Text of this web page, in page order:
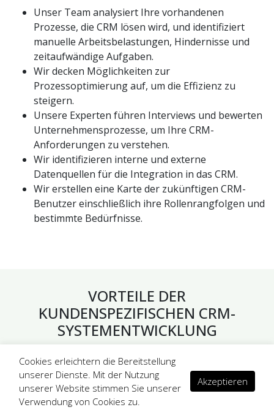
Unser Team analysiert Ihre vorhandenen
Prozesse, die CRM lösen wird, und identifiziert
manuelle Arbeitsbelastungen, Hindernisse und
zeitaufwändige Aufgaben.
Wir decken Möglichkeiten zur
Prozessoptimierung auf, um die Effizienz zu
steigern.
Unsere Experten führen Interviews und bewerten
Unternehmensprozesse, um Ihre CRM-
Anforderungen zu verstehen.
Wir identifizieren interne und externe
Datenquellen für die Integration in das CRM.
Wir erstellen eine Karte der zukünftigen CRM-
Benutzer einschließlich ihre Rollenrangfolgen und
bestimmte Bedürfnisse.
VORTEILE DER
KUNDENSPEZIFISCHEN CRM-
SYSTEMENTWICKLUNG
Wir sind darauf spezialisiert, kundenspezifische
CRM-Lösungen für Unternehmen jeder Größe zu
liefern. Unser erfahrenes Team ist in der Lage,
alle Herausforderungen zu meistern, die
Cookies erleichtern die Bereitstellung
unserer Dienste. Mit der Nutzung
unserer Website stimmen Sie unserer
Verwendung von Cookies zu.
Akzeptieren